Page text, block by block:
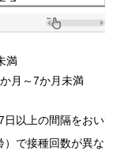
満
月～7か月未満
以上の間隔をおい
で接種回数が異な